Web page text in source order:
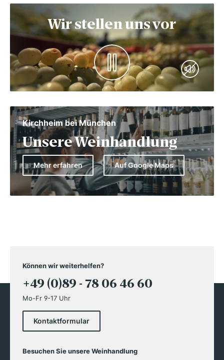
Wir stellen uns vor
Kirchheim bei München
Unsere Weinhandlung
Mehr erfahren Auf Google Maps
Können wir weiterhelfen?
+49 (0)89 - 78 06 46 60
Mo-Fr 9-17 Uhr
Kontaktformular
Besuchen Sie unsere Weinhandlung